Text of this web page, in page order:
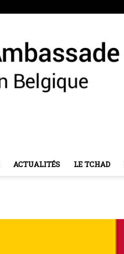
ACTUALITÉS LE TCHAD